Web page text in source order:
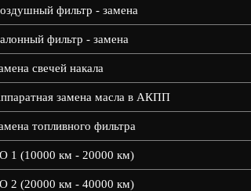
фильтр - замена
фильтр - замена
свечей накала
замена масла в АКПП
топливного фильтра
1 (10000 км - 20000 км)
2 (20000 км - 40000 км)